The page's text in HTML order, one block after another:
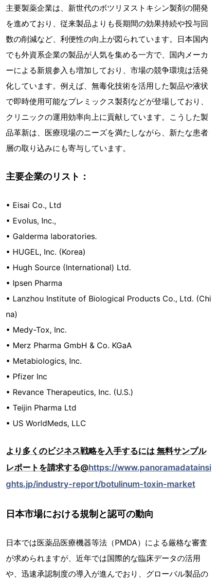
主要製薬企業は、新世代のボツリヌストキシン製剤の開発
を進めており、従来製品よりも長期間の効果持続や投与回
数の削減など、利便性の向上が図られています。日本国内
でも外資系企業の製品が人気を集める一方で、国内メーカ
ーによる新規参入も増加しており、市場の競争環境は活発
化しています。例えば、無毒化技術を活用した製品や液状
で即時使用可能なプレミックス製剤などが登場しており、
クリニックの運用効率向上に貢献しています。こうした製
品革新は、医療現場のニーズを満たしながら、新たな患者
層の取り込みにも寄与しています。
主要企業のリスト：
• Eisai Co., Ltd
• Evolus, Inc.,
• Galderma laboratories.
• HUGEL, Inc. (Korea)
• Hugh Source (International) Ltd.
• Ipsen Pharma
• Lanzhou Institute of Biological Products Co., Ltd. (Chi
na)
• Medy-Tox, Inc.
• Merz Pharma GmbH & Co. KGaA
• Metabiologics, Inc.
• Pfizer Inc
• Revance Therapeutics, Inc. (U.S.)
• Teijin Pharma Ltd
• US WorldMeds, LLC
より多くのビジネス戦略を入手するには 無料サンプル
レポートを請求する@https://www.panoramadatainsi
ghts.jp/industry-report/botulinum-toxin-market
日本市場における規制と認可の動向
日本では医薬品医療機器等法（PMDA）による厳格な審査
が求められますが、近年では国際的な臨床データの活用
や、迅速承認制度の導入が進んでおり、グローバル製品の